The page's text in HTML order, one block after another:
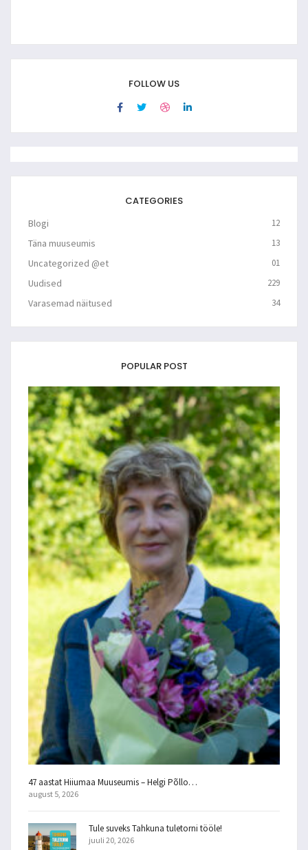
FOLLOW US
CATEGORIES
Blogi 12
Täna muuseumis 13
Uncategorized @et 01
Uudised 229
Varasemad näitused 34
POPULAR POST
47 aastat Hiiumaa Muuseumis – Helgi Põllo…
august 5, 2026
Tule suveks Tahkuna tuletorni tööle!
juuli 20, 2026